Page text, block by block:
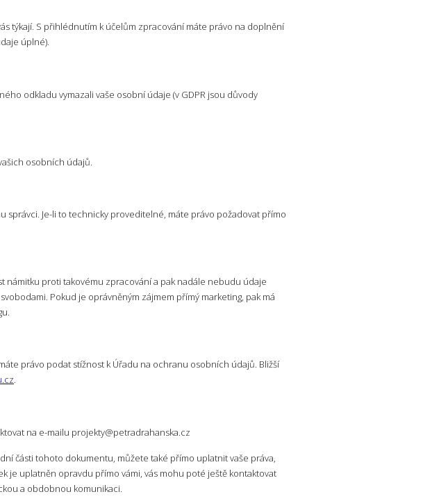
týkají. S přihlédnutím k účelům zpracování máte právo na doplnění
úplné).
odkladu vymazali vaše osobní údaje (v GDPR jsou důvody
osobních údajů.
správci. Je-li to technicky proveditelné, máte právo požadovat přímo
proti takovému zpracování a pak nadále nebudu údaje
Pokud je oprávněným zájmem přímý marketing, pak má
právo podat stížnost k Úřadu na ochranu osobních údajů. Bližší
.
na e-mailu projekty@petradrahanska.cz
části tohoto dokumentu, můžete také přímo uplatnit vaše práva,
je uplatněn opravdu přímo vámi, vás mohu poté ještě kontaktovat
a obdobnou komunikaci.